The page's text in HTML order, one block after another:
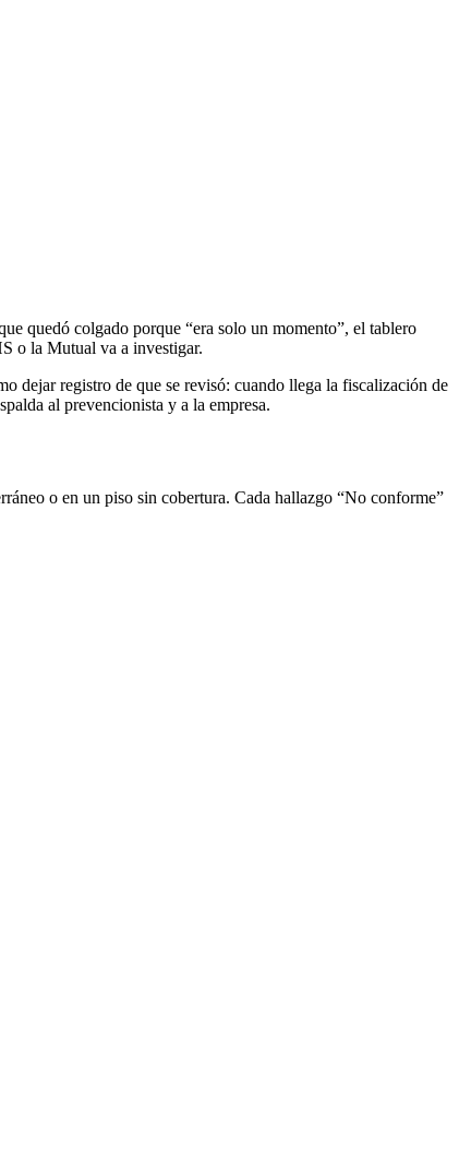
quedó colgado porque “era solo un momento”, el tablero
o la Mutual va a investigar.
dejar registro de que se revisó: cuando llega la fiscalización de
al prevencionista y a la empresa.
o en un piso sin cobertura. Cada hallazgo “No conforme”